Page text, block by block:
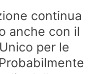
continua
anche con il
per le